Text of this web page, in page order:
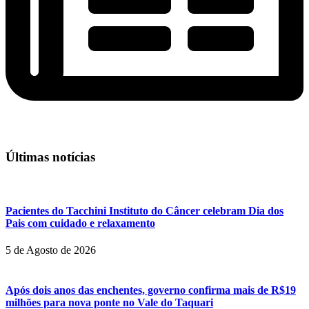
Últimas notícias
Pacientes do Tacchini Instituto do Câncer celebram Dia dos
Pais com cuidado e relaxamento
5 de Agosto de 2026
Após dois anos das enchentes, governo confirma mais de R$19
milhões para nova ponte no Vale do Taquari